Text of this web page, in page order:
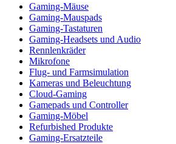
Gaming-Mäuse
Gaming-Mauspads
Gaming-Tastaturen
Gaming-Headsets und Audio
Rennlenkräder
Mikrofone
Flug- und Farmsimulation
Kameras und Beleuchtung
Cloud-Gaming
Gamepads und Controller
Gaming-Möbel
Refurbished Produkte
Gaming-Ersatzteile